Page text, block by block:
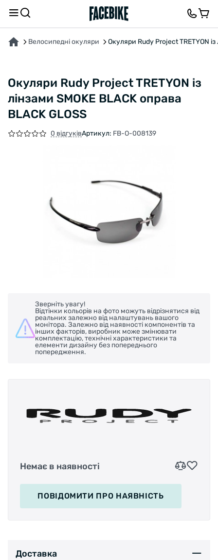
Велосипедні окуляри Окуляри Rudy Project TRETYON із
Окуляри Rudy Project TRETYON із
лінзами SMOKE BLACK оправа
BLACK GLOSS
0 відгуківАртикул: FB-O-008139
Зверніть увагу!
Відтінки кольорів на фото можуть відрізнятися від
реальних залежно від налаштувань вашого
монітора. Залежно від наявності компонентів та
інших факторів, виробник може змінювати
комплектацію, технічні характеристики та
елементи дизайну без попереднього
попередження.
Немає в наявності
ПОВІДОМИТИ ПРО НАЯВНІСТЬ
Доставка
ПРО ТОВАР ХАРАКТЕРИСТИКИОПИС ВІДГУКИ ТА ЗАПИТАННЯ